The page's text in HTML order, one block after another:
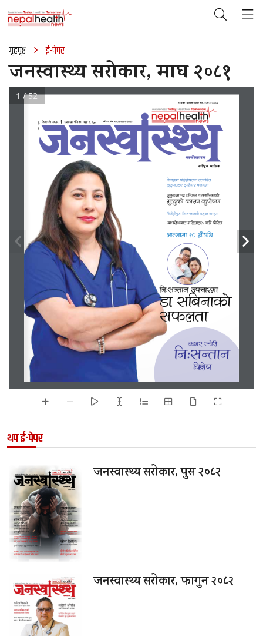
गृहपृष्ठ ई-पेपर
जनस्वास्थ्य सरोकार, माघ २०८१
lh=k|=sf= sf7df8f}+, :yfoL b=g+=M !%!÷)^%÷)^^
jif{ !^ c+s !) January 2025
df3 @)*! g]kfnsf] gDa/ 1 :jf:Yo klqsf d"No ?= !))
lgM;Gtfg
ljz]if
se/ :6f]/L
8f= ;lagfsf]
;kmntf
lgM;Gtfg pkrf/df
g]kfndf klxnf]k6s pTkflbt
8«fOkfp8/ Ogx]n/ ahf/df
d'n'sdf %# k|ltzt afnaflnsfsf]
d[To'sf] sf/0f s'kf]if0f
kL;Lcf]P;M lgM;Gtfgsf] k|d'v sf/0f
efG;fdf !) cf}iflw
afy/f]uaf6 dlxnfx¿ a9L kLl8t
1 / 52
थप ई-पेपर
जनस्वास्थ्य सरोकार, पुस २०८२
जनस्वास्थ्य सरोकार, फागुन २०८२